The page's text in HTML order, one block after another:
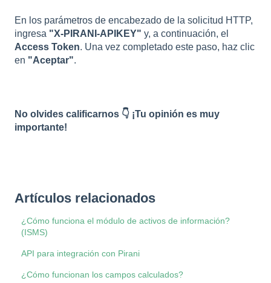
En los parámetros de encabezado de la solicitud HTTP,
ingresa "X-PIRANI-APIKEY" y, a continuación, el
Access Token. Una vez completado este paso, haz clic
en "Aceptar".
No olvides calificarnos 👇 ¡Tu opinión es muy
importante!
Artículos relacionados
¿Cómo funciona el módulo de activos de información?
(ISMS)
API para integración con Pirani
¿Cómo funcionan los campos calculados?